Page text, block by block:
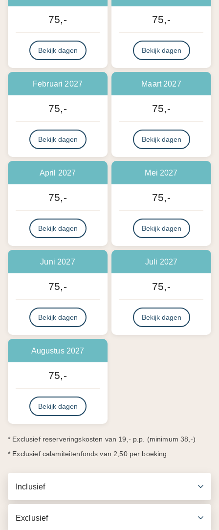
75,-
Bekijk dagen
75,-
Bekijk dagen
Februari 2027
75,-
Bekijk dagen
Maart 2027
75,-
Bekijk dagen
April 2027
75,-
Bekijk dagen
Mei 2027
75,-
Bekijk dagen
Juni 2027
75,-
Bekijk dagen
Juli 2027
75,-
Bekijk dagen
Augustus 2027
75,-
Bekijk dagen
* Exclusief reserveringskosten van 19,- p.p. (minimum 38,-)
* Exclusief calamiteitenfonds van 2,50 per boeking
Inclusief
Exclusief